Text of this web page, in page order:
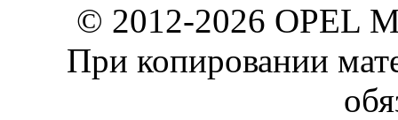
© 2012-2026 OPEL
При копировании